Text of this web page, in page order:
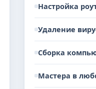
Настройка
Удаление
Сборка
Мастера в